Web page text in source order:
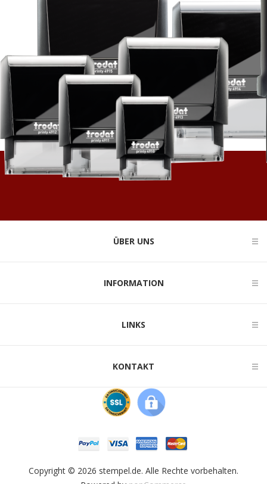
ÜBER UNS
INFORMATION
LINKS
KONTAKT
Copyright © 2026 stempel.de. Alle Rechte vorbehalten.